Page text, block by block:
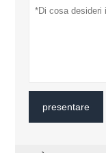
presentare